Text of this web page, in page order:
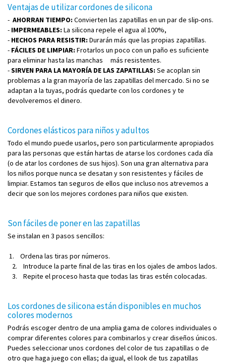
Ventajas de utilizar cordones de silicona
- AHORRAN TIEMPO: Convierten las zapatillas en un par de slip-ons.
- IMPERMEABLES: La silicona repele el agua al 100%,
- HECHOS PARA RESISTIR: Durarán más que las propias zapatillas.
- FÁCILES DE LIMPIAR: Frotarlos un poco con un paño es suficiente
para eliminar hasta las manchas más resistentes.
-SIRVEN PARA LA MAYORÍA DE LAS ZAPATILLAS: Se acoplan sin
problemas a la gran mayoría de las zapatillas del mercado. Si no se
adaptan a la tuyas, podrás quedarte con los cordones y te
devolveremos el dinero.
Cordones elásticos para niños y adultos
Todo el mundo puede usarlos, pero son particularmente apropiados
para las personas que están hartas de atarse los cordones cada día
(o de atar los cordones de sus hijos). Son una gran alternativa para
los niños porque nunca se desatan y son resistentes y fáciles de
limpiar. Estamos tan seguros de ellos que incluso nos atrevemos a
decir que son los mejores cordones para niños que existen.
Son fáciles de poner en las zapatillas
Se instalan en 3 pasos sencillos:
1. Ordena las tiras por números.
2. Introduce la parte final de las tiras en los ojales de ambos lados.
3. Repite el proceso hasta que todas las tiras estén colocadas.
Los cordones de silicona están disponibles en muchos
colores modernos
Podrás escoger dentro de una amplia gama de colores individuales o
comprar diferentes colores para combinarlos y crear diseños únicos.
Puedes seleccionar unos cordones del color de tus zapatillas o de
otro que haga juego con ellas; da igual, el look de tus zapatillas